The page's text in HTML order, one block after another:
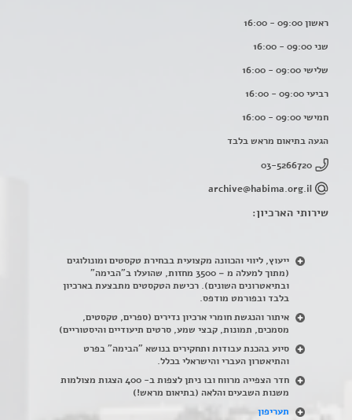
ראשון 09:00 - 16:00
שני 09:00 - 16:00
שלישי 09:00 - 16:00
רביעי 09:00 - 16:00
חמישי 09:00 - 16:00
הגעה בתיאום מראש בלבד
03-5266720
archive@habima.org.il
שירותי הארכיון:
ייעוץ, ליווי והכוונה מקצועית בבחירת טקסטים ומונולוגים
(מתוך למעלה מ – 3500 מחזות, שהועלו ב"הבימה"
ובתיאטרונים השונים). רכישת הטקסטים מתבצעת בארכיון
בלבד ובפורמט מודפס.
איתור והנגשת חומרי ארכיון נדירים (ספרים, טקסטים,
מסמכים, תמונות, קבצי שמע, סרטים תיעודיים והיסטוריים)
סיוע בהכנת עבודות ותחקירים בנושא "הבימה" בפרט
והתיאטרון העברי והישראלי בכלל.
חדר הצפייה מרווח ובו ניתן לצפות ב- 400 הצגות מצולמות
משנות השבעים והלאה (בתיאום מראש!)
תעריפון